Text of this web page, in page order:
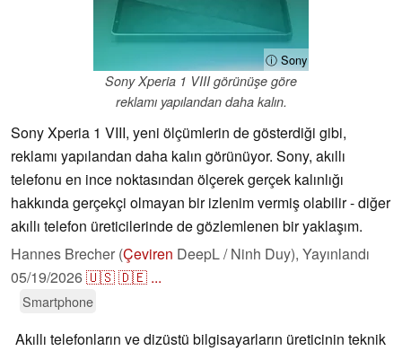
ⓘ Sony
Sony Xperia 1 VIII görünüşe göre
reklamı yapılandan daha kalın.
Sony Xperia 1 VIII, yeni ölçümlerin de gösterdiği gibi,
reklamı yapılandan daha kalın görünüyor. Sony, akıllı
telefonu en ince noktasından ölçerek gerçek kalınlığı
hakkında gerçekçi olmayan bir izlenim vermiş olabilir - diğer
akıllı telefon üreticilerinde de gözlemlenen bir yaklaşım.
Hannes Brecher (Çeviren DeepL / Ninh Duy), Yayınlandı
05/19/2026🇺🇸🇩🇪 ...
Smartphone
Akıllı telefonların ve dizüstü bilgisayarların üreticinin teknik